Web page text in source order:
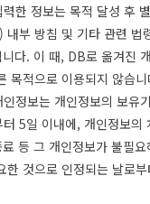
한 정보는 목적 달성 후
내부 방침 및 기타 관련 법
다. 이 때, DB로 옮겨진
목적으로 이용되지 않습니
정보는 개인정보의 보유
5일 이내에, 개인정보의
등 그 개인정보가 불필
한 것으로 인정되는 날로